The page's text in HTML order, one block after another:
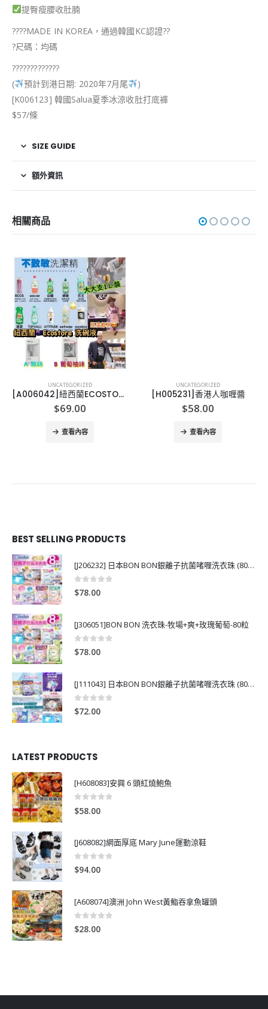
提臀瘦腰收肚腩
????MADE IN KOREA，通過韓國KC認證??
?尺碼：均碼
?????????????
(
預計到港日期: 2020年7月尾
)
[K006123] 韓國Salua夏季冰涼收肚打底褲
$57/條
SIZE GUIDE
額外資訊
相關商品
UNCATEGORIZED
[A006042]紐西蘭ECOSTORE 洗碗液-1L
$69.00
查看內容
UNCATEGORIZED
[H005231]香港人咖喱醬
$58.00
查看內容
BEST SELLING PRODUCTS
[J206232] 日本BON BON銀離子抗菌啫喱洗衣珠 (80粒)
0out of 5
$78.00
[J306051]BON BON 洗衣珠-牧場+爽+玫瑰葡萄-80粒
0out of 5
$78.00
[J111043] 日本BON BON銀離子抗菌啫喱洗衣珠 (80粒)
0out of 5
$72.00
LATEST PRODUCTS
[H608083]安興 6 頭紅燒鮑魚
0
$58.00
[J608082]網面厚底 Mary June運動涼鞋
0 out of 5
$94.00
[A608074]澳洲 John West黃鮨吞拿魚罐頭
0 out of 5
$28.00